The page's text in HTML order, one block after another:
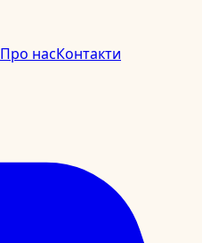
Про насКонтакти